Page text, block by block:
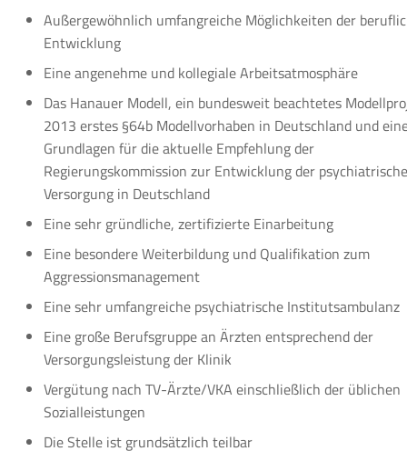
Außergewöhnlich umfangreiche Möglichkeiten der
Entwicklung
Eine angenehme und kollegiale Arbeitsatmosphäre
Das Hanauer Modell, ein bundesweit beachtetes
2013 erstes §64b Modellvorhaben in Deutschland und
Grundlagen für die aktuelle Empfehlung der
Regierungskommission zur Entwicklung der
Versorgung in Deutschland
Eine sehr gründliche, zertifizierte Einarbeitung
Eine besondere Weiterbildung und Qualifikation zum
Aggressionsmanagement
Eine sehr umfangreiche psychiatrische Institutsambulanz
Eine große Berufsgruppe an Ärzten entsprechend der
Versorgungsleistung der Klinik
Vergütung nach TV-Ärzte/VKA einschließlich der üblichen
Sozialleistungen
Die Stelle ist grundsätzlich teilbar